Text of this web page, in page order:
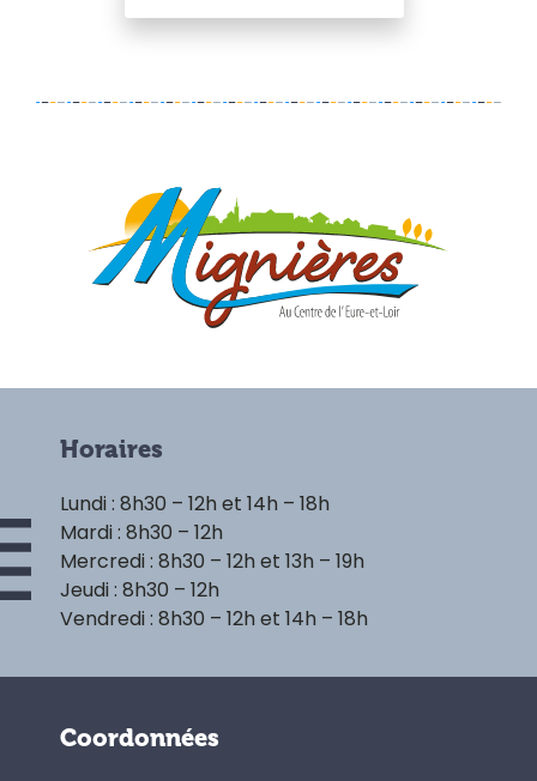
Horaires
Lundi : 8h30 – 12h et 14h – 18h
Mardi : 8h30 – 12h
Mercredi : 8h30 – 12h et 13h – 19h
Jeudi : 8h30 – 12h
Vendredi : 8h30 – 12h et 14h – 18h
Coordonnées